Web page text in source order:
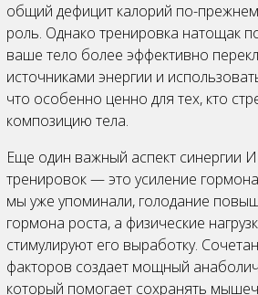
общий дефицит калорий по-
роль. Однако тренировка натощак
ваше тело более эффективно
источниками энергии и
что особенно ценно для тех, кто
композицию тела.
Еще один важный аспект синергии
тренировок — это усиление
мы уже упоминали, голодание
гормона роста, а физические
стимулируют его выработку.
факторов создает мощный
который помогает сохранять